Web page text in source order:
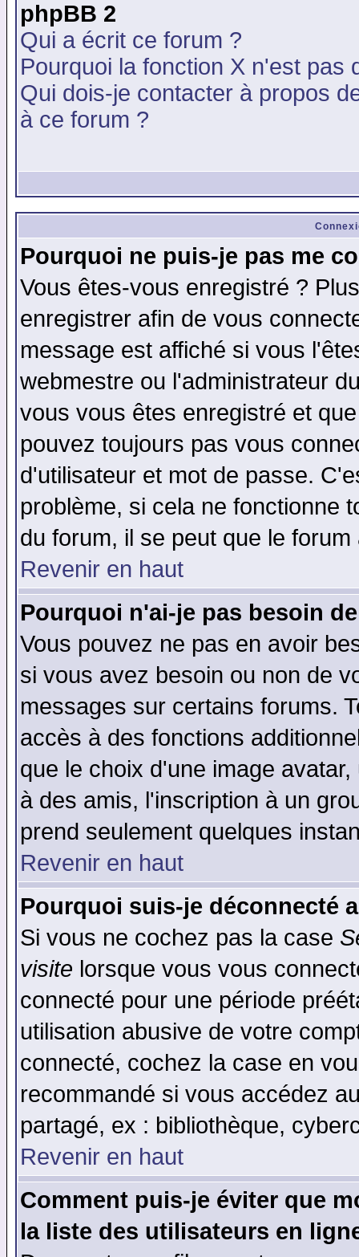
phpBB 2
Qui a écrit ce forum ?
Pourquoi la fonction X n'est pas
Qui dois-je contacter à propos
à ce forum ?
Pourquoi ne puis-je pas me
Vous êtes-vous enregistré ?
enregistrer afin de vous
message est affiché si vous
webmestre ou l'administrateur
vous vous êtes enregistré et
pouvez toujours pas vous
d'utilisateur et mot de passe.
problème, si cela ne fonctionne
du forum, il se peut que le
Revenir en haut
Pourquoi n'ai-je pas besoin
Vous pouvez ne pas en avoir
si vous avez besoin ou non de
messages sur certains forums.
accès à des fonctions
que le choix d'une image
à des amis, l'inscription à un
prend seulement quelques
Revenir en haut
Pourquoi suis-je déconnecté
Si vous ne cochez pas la case
visite lorsque vous vous
connecté pour une période
utilisation abusive de votre
connecté, cochez la case en
recommandé si vous accédez
partagé, ex : bibliothèque,
Revenir en haut
Comment puis-je éviter que
la liste des utilisateurs en